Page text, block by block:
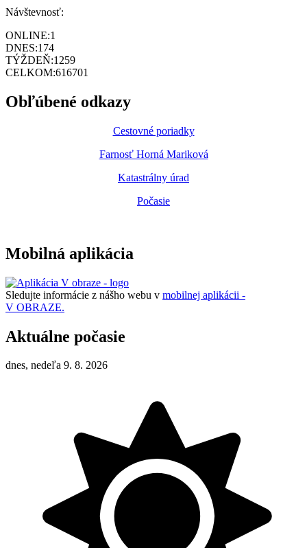
Návštevnosť:
ONLINE:1
DNES:174
TÝŽDEŇ:1259
CELKOM:616701
Obľúbené odkazy
Cestovné poriadky
Farnosť Horná Mariková
Katastrálny úrad
Počasie
Mobilná aplikácia
Sledujte informácie z nášho webu v mobilnej aplikácii -
V OBRAZE.
Aktuálne počasie
dnes, nedeľa 9. 8. 2026